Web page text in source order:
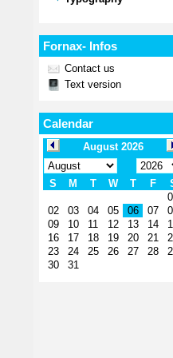
Fornax- Infos
Contact us
Text version
Calendar